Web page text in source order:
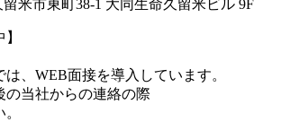
米市東町38-1 大同生命久留米ビル 9F
、WEB面接を導入しています。
の当社からの連絡の際